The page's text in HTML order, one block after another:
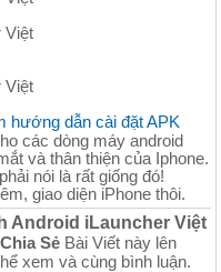
hướng dẫn cài đặt APK
các dòng máy android
và thân thiện của Iphone.
nói là rất giống đó!
giao diện iPhone thôi.
Android iLauncher Việt
Chia SẻBài Viết này lên
xem và cùng bình luận.